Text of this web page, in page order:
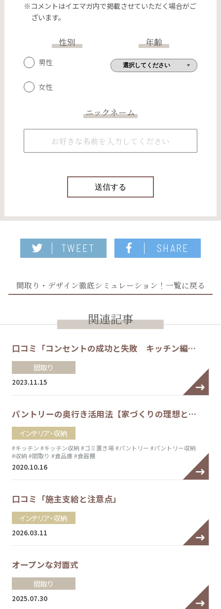
※コメントはイエマガ内で掲載させていただく場合がご
ざいます。
性別
男性
女性
年齢
ニックネーム
TWEET SHARE
間取り・デザイン徹底シミュレーション！一覧に戻る
関連記事
口コミ「コンセントの成功と失敗 キッチン編…
間取り
2023.11.15
パントリーの奥行き活用法【家づくりの理想と…
インテリア・収納
#キッチン #キッチン収納 #ゴミ置き場#パントリー #パントリー収納
#収納 #間取り #食品庫#食器棚
2020.10.16
口コミ「施主支給と注意点」
インテリア・収納
2026.03.11
オープンな対面式
間取り
2025.07.30